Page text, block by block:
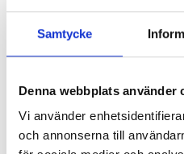
Samtycke
Denna webbplats använder
Vi använder
och annonserna till
bandet rent och hygieniskt.
Passar bandbredd 18″